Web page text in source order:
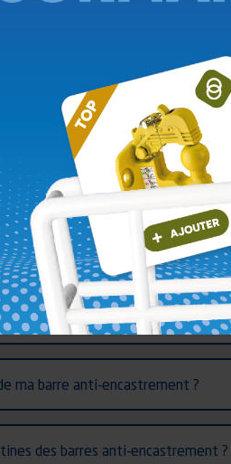
livrées complètes ?
prêt à recevoir mes feux ?
t-elle sur mon véhicule ?
des barres anti-encastrement ?
des barres anti-encastrement ?
ma barre anti-encastrement ?
des barres anti-encastrement ?